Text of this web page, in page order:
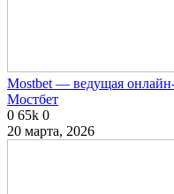
Mostbet — ведущая
Мостбет
0 65k 0
20 марта, 2026